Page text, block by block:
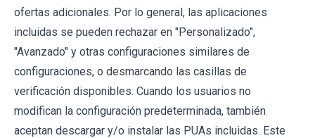
ofertas adicionales. Por lo general, las aplicaciones
incluidas se pueden rechazar en "Personalizado",
"Avanzado" y otras configuraciones similares de
configuraciones, o desmarcando las casillas de
verificación disponibles. Cuando los usuarios no
modifican la configuración predeterminada, también
aceptan descargar y/o instalar las PUAs incluidas. Este